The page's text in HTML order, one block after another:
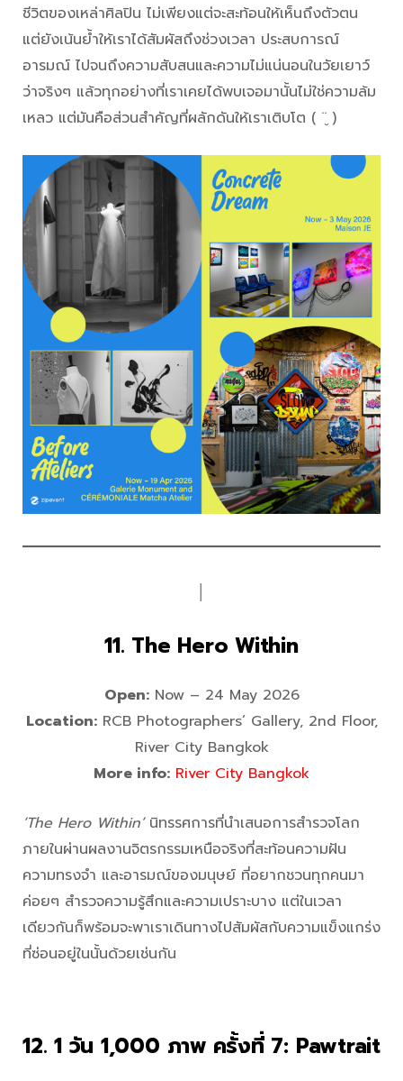
ชีวิตของเหล่าศิลปิน ไม่เพียงแต่จะสะท้อนให้เห็นถึงตัวตน
แต่ยังเน้นย้ำให้เราได้สัมผัสถึงช่วงเวลา ประสบการณ์
อารมณ์ ไปจนถึงความสับสนและความไม่แน่นอนในวัยเยาว์
ว่าจริงๆ แล้วทุกอย่างที่เราเคยได้พบเจอมานั้นไม่ใช่ความล้ม
เหลว แต่มันคือส่วนสำคัญที่ผลักดันให้เราเติบโต ( ¨̮ )
11. The Hero Within
Open:Now – 24 May 2026
Location:RCB Photographers’ Gallery, 2nd Floor,
River City Bangkok
More info: River City Bangkok
‘The Hero Within’นิทรรศการที่นำเสนอการสำรวจโลก
ภายในผ่านผลงานจิตรกรรมเหนือจริงที่สะท้อนความฝัน
ความทรงจำ และอารมณ์ของมนุษย์ ที่อยากชวนทุกคนมา
ค่อยๆ สำรวจความรู้สึกและความเปราะบาง แต่ในเวลา
เดียวกันก็พร้อมจะพาเราเดินทางไปสัมผัสกับความแข็งแกร่ง
ที่ซ่อนอยู่ในนั้นด้วยเช่นกัน
12. 1 วัน 1,000 ภาพ ครั้งที่ 7: Pawtrait